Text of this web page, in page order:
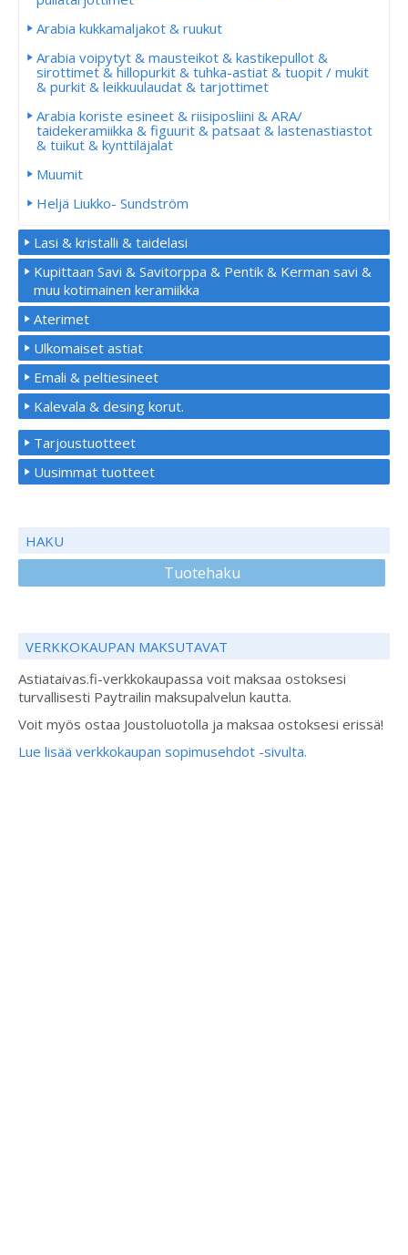
Arabia kukkamaljakot & ruukut
Arabia voipytyt & mausteikot & kastikepullot &
sirottimet & hillopurkit & tuhka-astiat & tuopit / mukit
& purkit & leikkuulaudat & tarjottimet
Arabia koriste esineet & riisiposliini & ARA/
taidekeramiikka & figuurit & patsaat & lastenastiastot
& tuikut & kynttiläjalat
Muumit
Heljä Liukko- Sundström
Lasi & kristalli & taidelasi
Kupittaan Savi & Savitorppa & Pentik & Kerman savi &
muu kotimainen keramiikka
Aterimet
Ulkomaiset astiat
Emali & peltiesineet
Kalevala & desing korut.
Tarjoustuotteet
Uusimmat tuotteet
HAKU
Tuotehaku
VERKKOKAUPAN MAKSUTAVAT
Astiataivas.fi-verkkokaupassa voit maksaa ostoksesi
turvallisesti Paytrailin maksupalvelun kautta.
Voit myös ostaa Joustoluotolla ja maksaa ostoksesi erissä!
Lue lisää verkkokaupan sopimusehdot -sivulta.